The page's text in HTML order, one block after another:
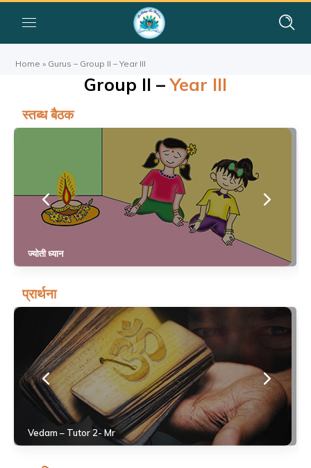
Home » Gurus – Group II – Year III
Group II –Year III
स्तब्ध बैठक
ज्योती ध्यान
प्रार्थना
Vedam – Tutor 2- Mr